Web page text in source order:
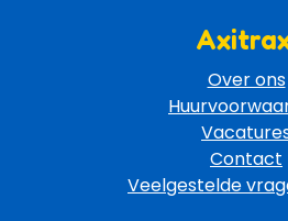
Over ons
Contact
Veelgestelde